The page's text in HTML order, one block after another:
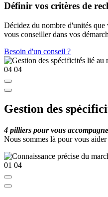
Définir vos critères de
Décidez du nombre d'unités que
vous conseiller dans vos
Besoin d'un conseil ?
04 04
Gestion des
4 pilliers pour vous
Nous sommes là pour vous
01 04